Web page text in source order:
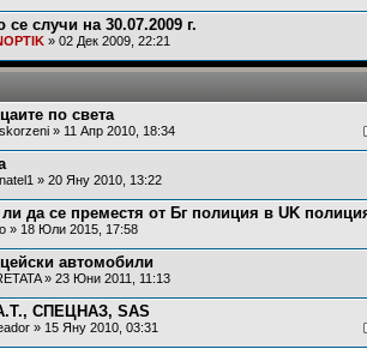
се случи на 30.07.2009 г.
» 02 Дек 2009, 22:21
по света
» 11 Апр 2010, 18:34
» 20 Яну 2010, 13:22
да се преместя от Бг полиция в UK
» 18 Юли 2015, 17:58
автомобили
» 23 Юни 2011, 11:13
СПЕЦНАЗ, SAS
» 15 Яну 2010, 03:31